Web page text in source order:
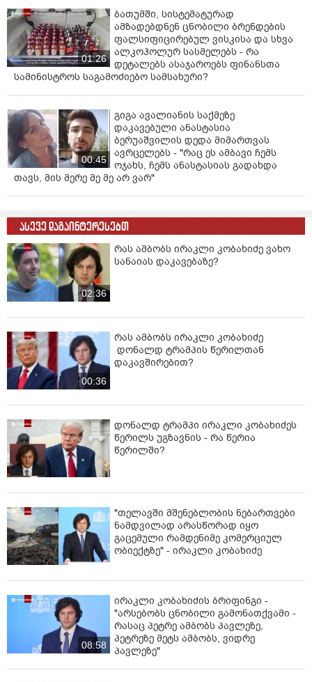
01:26
ბათუმში, სისტემატურად
ამზადებდნენ ცნობილი ბრენდების
ფალსიფიცირებულ ვისკისა და სხვა
ალკოჰოლურ სასმელებს - რა
დეტალებს ასაჯაროებს ფინანსთა
სამინისტროს საგამოძიებო სამსახური?
00:45
გიგა ავალიანის საქმეზე
დაკავებული ანასტასია
ბერუაშვილის დედა მიმართვას
ავრცელებს - "რაც ეს ამბავი ჩემს
ოჯახს, ჩემს ანასტასიას გადახდა
თავს, მის მერე მე მე არ ვარ"
ასევე დაგაინტერესებთ
02:36
რას ამბობს ირაკლი კობახიძე ვახო
სანაიას დაკავებაზე?
00:36
რას ამბობს ირაკლი კობახიძე
დონალდ ტრამპის წერილთან
დაკავშირებით?
დონალდ ტრამპი ირაკლი კობახიძეს
წერილს უგზავნის - რა წერია
წერილში?
"თელავში მშენებლობის ნებართვები
ნამდვილად არასწორად იყო
გაცემული რამდენიმე კომერციულ
ობიექტზე" - ირაკლი კობახიძე
08:58
ირაკლი კობახიძის ბრიფინგი -
"არსებობს ცნობილი გამონათქვამი -
რასაც პეტრე ამბობს პავლეზე,
პეტრეზე მეტს ამბობს, ვიდრე
პავლეზე"